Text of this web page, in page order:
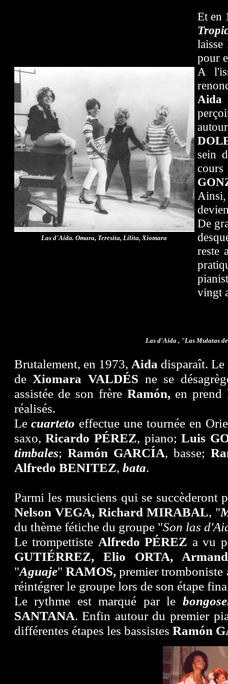
Las d'Aida. Omara, Teresita, Lilita, Xiomara
Et en
pour
A
Aida
sein
De
reste
vingt
Las d'Aida , "Las Mulatas
Brutalement, en 1973, Aida disparaît. Le
de Xiomara VALDÉS ne se
assistée de son frère Ramón,en prend
réalisés.
Lecuarteto effectue une tournée en
saxo,Ricardo PÉREZ, piano;Luis
timbales; Ramón GARCÍA, basse;
Alfredo BENITEZ, bata.
Parmi les musiciens qui se succèderont
Nelson VEGA, Richard MIRABAL, "
du thème fétiche du groupe "Son las
Le trompettiste Alfredo PÉREZ a vu
GUTIÉRREZ, Elio ORTA,
"Aguaje" RAMOS, premier
réintégrer le groupe lors de son étape
Le rythme est marqué par le
SANTANA. Enfin autour du premier
différentes étapes les bassistes Ramón